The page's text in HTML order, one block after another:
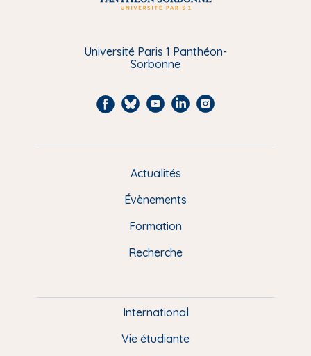
Université Paris 1 Panthéon-
Sorbonne
F
c
B
u
e
k
y
Y
u
t
b
e
L
n
k
d
I
I
s
i
Actualités
Évènements
Formation
Recherche
International
Vie étudiante